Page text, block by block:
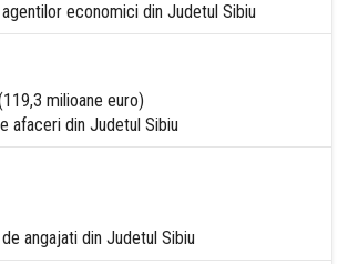
economici din Judetul Sibiu
milioane euro)
afaceri din Judetul Sibiu
angajati din Judetul Sibiu